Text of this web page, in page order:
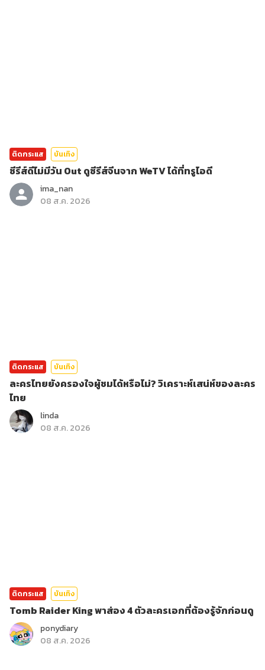
ติดกระแส บันเทิง
ซีรีส์ดีไม่มีวัน Out ดูซีรีส์จีนจาก WeTV ได้ที่ทรูไอดี
ima_nan
08 ส.ค. 2026
ติดกระแส บันเทิง
ละครไทยยังครองใจผู้ชมได้หรือไม่? วิเคราะห์เสน่ห์ของละคร
ไทย
linda
08 ส.ค. 2026
ติดกระแส บันเทิง
Tomb Raider King พาส่อง 4 ตัวละครเอกที่ต้องรู้จักก่อนดู
ponydiary
08 ส.ค. 2026